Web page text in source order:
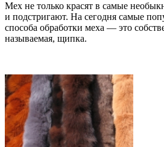
Мех не только красят в самые
и подстригают. На сегодня самые
способа обработки меха — это
называемая, щипка.